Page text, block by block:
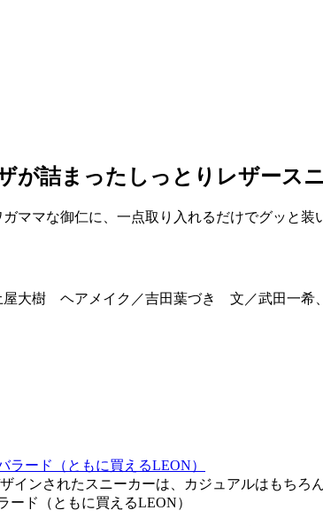
が詰まったしっとりレザース
ママな御仁に、一点取り入れるだけでグッと
大樹 ヘアメイク／吉田葉づき 文／武田一希
インされたスニーカーは、カジュアルはもちろ
ード（ともに買えるLEON）